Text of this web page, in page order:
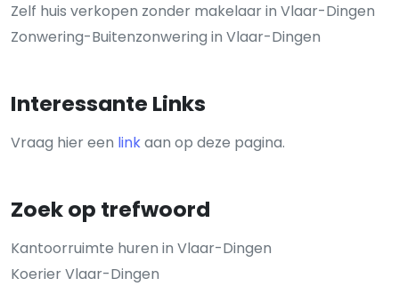
Zelf huis verkopen zonder makelaar in Vlaar-Dingen
Zonwering-Buitenzonwering in Vlaar-Dingen
Interessante Links
Vraag hier een linkaan op deze pagina.
Zoek op trefwoord
Kantoorruimte huren in Vlaar-Dingen
Koerier Vlaar-Dingen